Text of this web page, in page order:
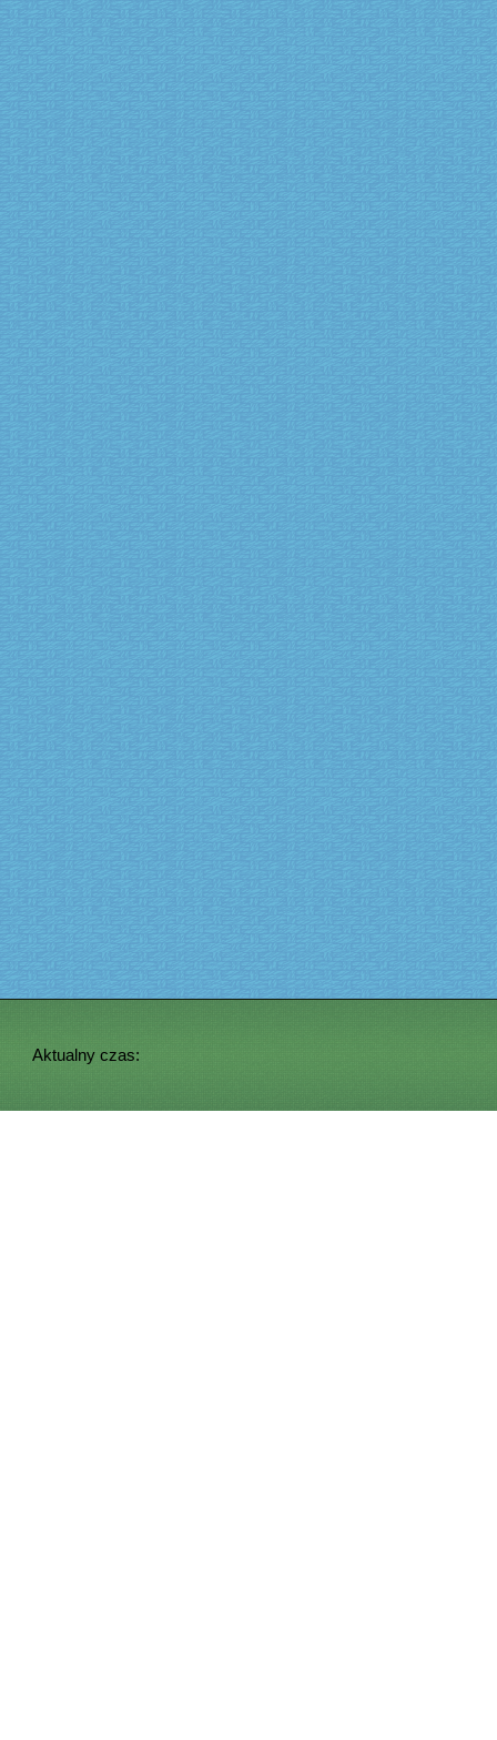
Aktualny czas: